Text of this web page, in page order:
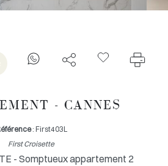
- CANNES
: First403L
First Croisette
- Somptueux appartement 2